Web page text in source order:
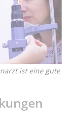
ist eine gute